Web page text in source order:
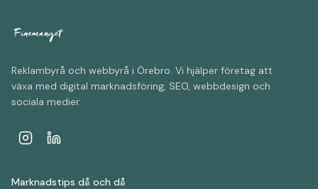
Reklambyrå och webbyrå i Örebro. Vi hjälper företag att
växa med digital marknadsföring, SEO, webbdesign och
sociala medier.
Marknadstips då och då